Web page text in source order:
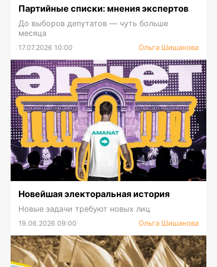
Партийные списки: мнения экспертов
До выборов депутатов — чуть больше
месяца
17.07.2026 10:00 Ольга Шишанова
Новейшая электоральная история
Новые задачи требуют новых лиц
19.06.2026 09:00 Ольга Шишанова